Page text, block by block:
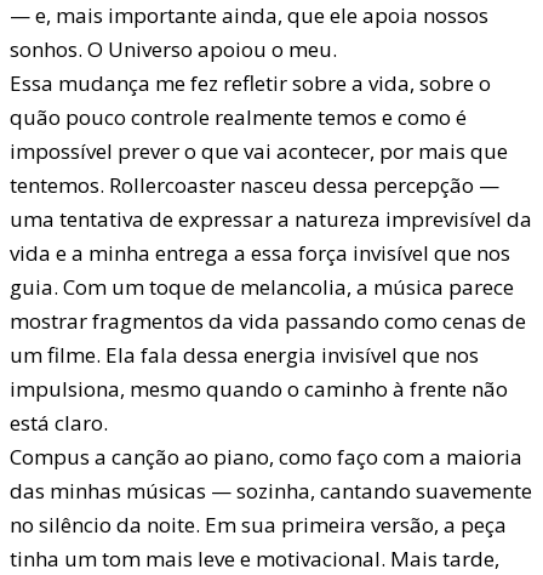
— e, mais importante ainda, que ele apoia nossos
sonhos. O Universo apoiou o meu.
Essa mudança me fez refletir sobre a vida, sobre o
quão pouco controle realmente temos e como é
impossível prever o que vai acontecer, por mais que
tentemos. Rollercoaster nasceu dessa percepção —
uma tentativa de expressar a natureza imprevisível da
vida e a minha entrega a essa força invisível que nos
guia. Com um toque de melancolia, a música parece
mostrar fragmentos da vida passando como cenas de
um filme. Ela fala dessa energia invisível que nos
impulsiona, mesmo quando o caminho à frente não
está claro.
Compus a canção ao piano, como faço com a maioria
das minhas músicas — sozinha, cantando suavemente
no silêncio da noite. Em sua primeira versão, a peça
tinha um tom mais leve e motivacional. Mais tarde,